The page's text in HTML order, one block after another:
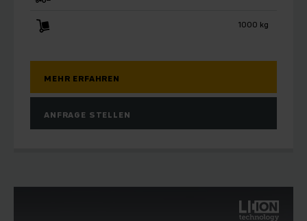
1000 kg
MEHR ERFAHREN
ANFRAGE STELLEN